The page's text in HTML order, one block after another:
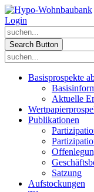
Login
Search Button
Basisprospekte
Aktuelle
Publikationen
Satzung
Aufstockungen